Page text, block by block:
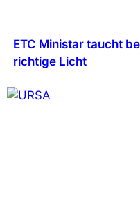
ETC Ministar taucht
richtige Licht